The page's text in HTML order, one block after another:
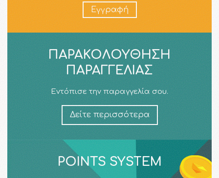
Εγγραφή
ΠΑΡΑΚΟΛΟΎΘΗΣΗ
ΠΑΡΑΓΓΕΛΊΑΣ
Εντόπισε την παραγγελία σου.
Δείτε περισσότερα
POINTS SYSTEM